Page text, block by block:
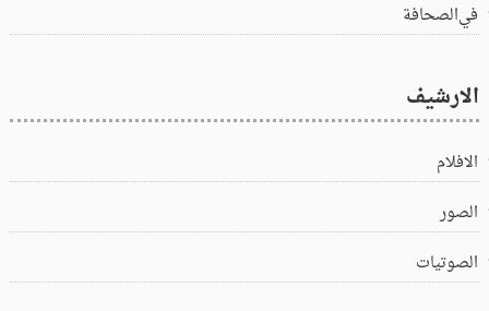
في‌الصحافة
الارشيف
الافلام
الصور
الصوتيات